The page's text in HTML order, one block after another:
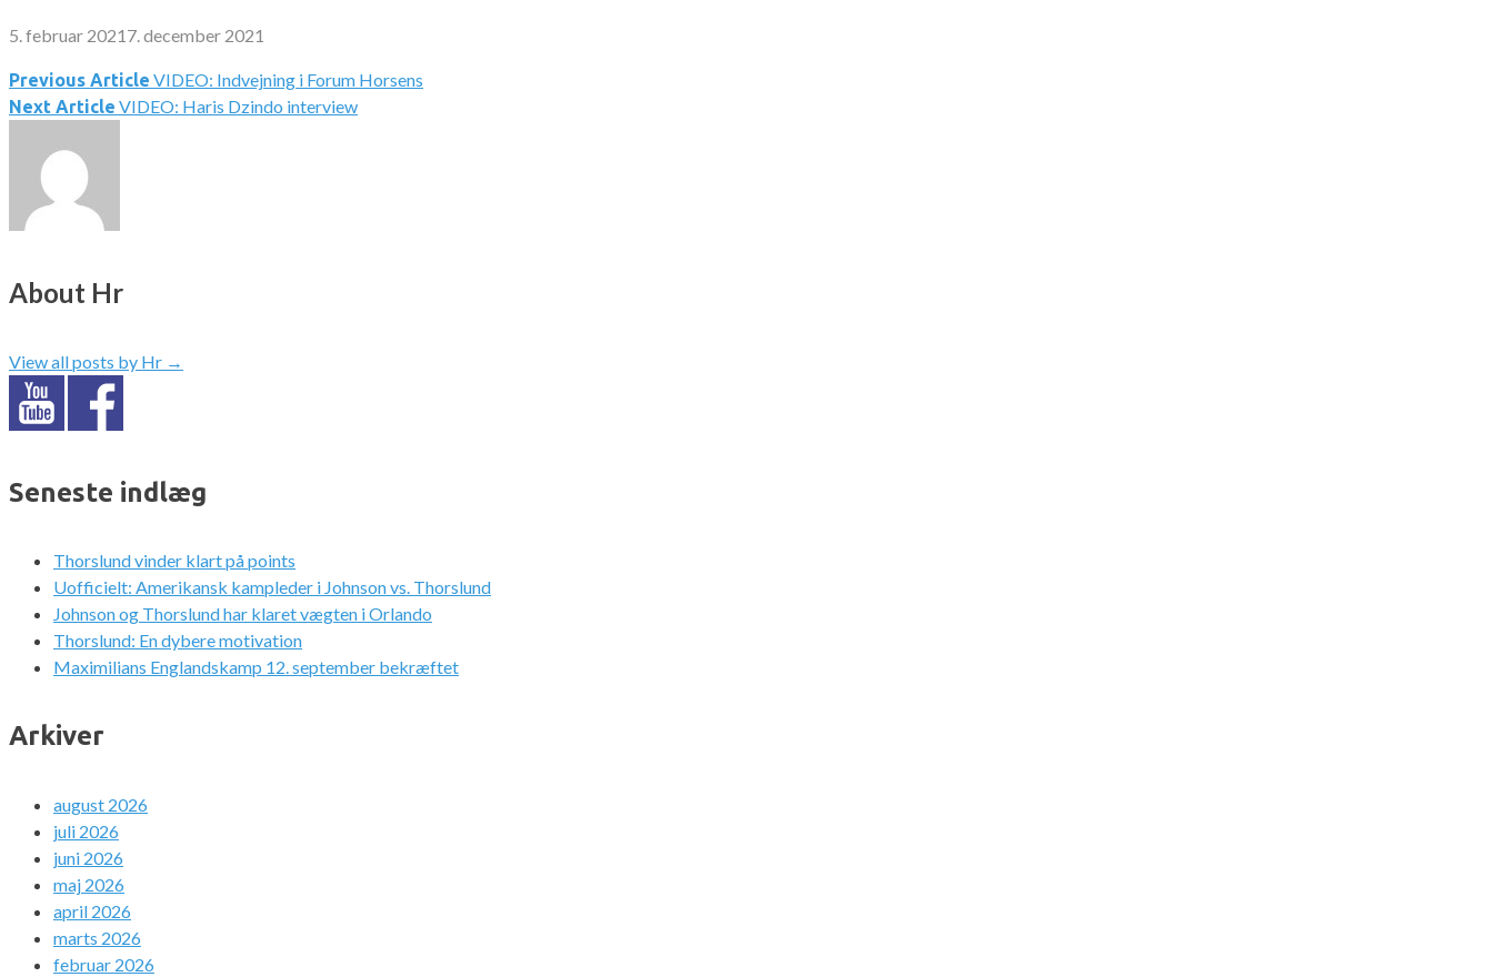
5. februar 2021 7. december 2021
Indlægsnavigation
Previous Article VIDEO: Indvejning i Forum Horsens
Next Article VIDEO: Haris Dzindo interview
About Hr
View all posts by Hr →
Seneste indlæg
Thorslund vinder klart på points
Uofficielt: Amerikansk kampleder i Johnson vs. Thorslund
Johnson og Thorslund har klaret vægten i Orlando
Thorslund: En dybere motivation
Maximilians Englandskamp 12. september bekræftet
Arkiver
august 2026
juli 2026
juni 2026
maj 2026
april 2026
marts 2026
februar 2026